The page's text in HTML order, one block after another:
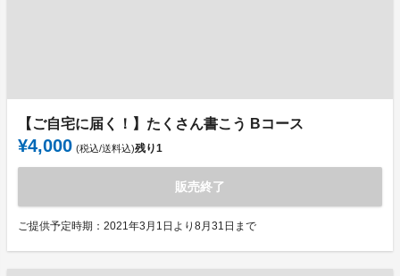
【ご自宅に届く！】たくさん書こう Bコース
¥4,000 (税込/送料込)残り1
販売終了
ご提供予定時期：2021年3月1日より8月31日まで